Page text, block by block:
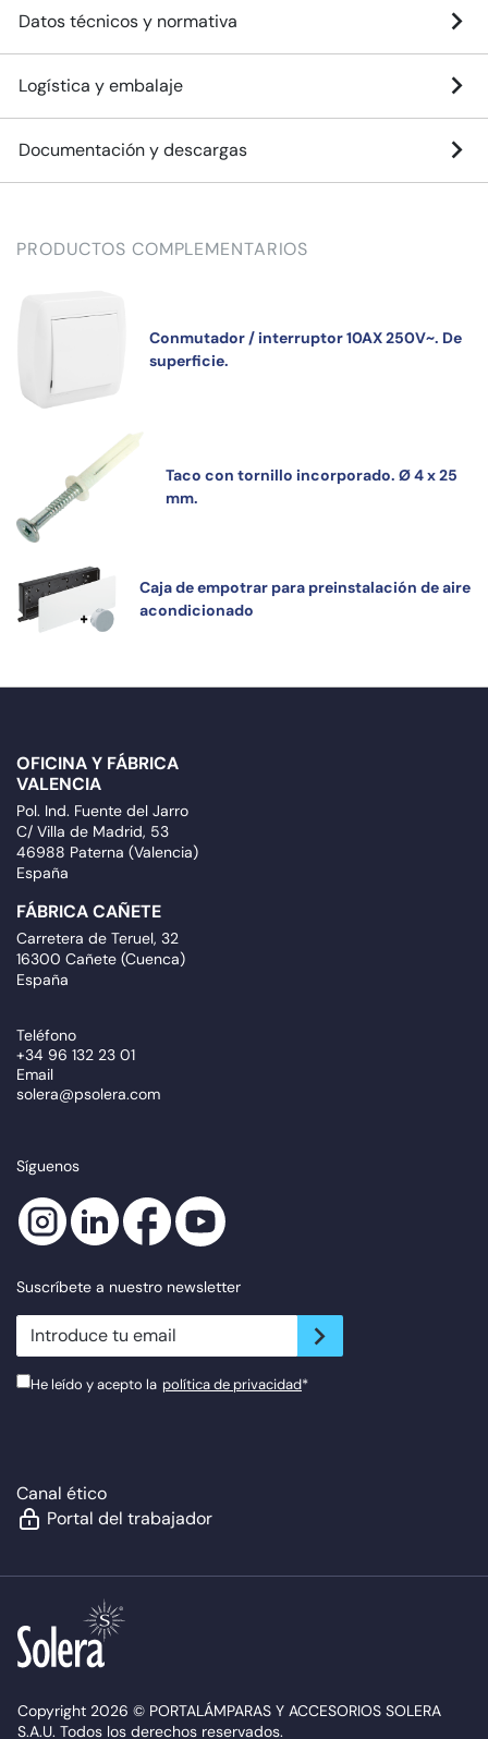
Datos técnicos y normativa
Logística y embalaje
Documentación y descargas
PRODUCTOS COMPLEMENTARIOS
Conmutador / interruptor 10AX 250V~. De
superficie.
Taco con tornillo incorporado. Ø 4 x 25
mm.
Caja de empotrar para preinstalación de aire
acondicionado
OFICINA Y FÁBRICA
VALENCIA
Pol. Ind. Fuente del Jarro
C/ Villa de Madrid, 53
46988 Paterna (Valencia)
España
FÁBRICA CAÑETE
Carretera de Teruel, 32
16300 Cañete (Cuenca)
España
Teléfono
+34 96 132 23 01
Email
solera@psolera.com
Síguenos
Suscríbete a nuestro newsletter
newsletter.suscribe
He leído y acepto la política de privacidad*
Canal ético
Portal del trabajador
Copyright 2026 © PORTALÁMPARAS Y ACCESORIOS SOLERA
S.A.U. Todos los derechos reservados.